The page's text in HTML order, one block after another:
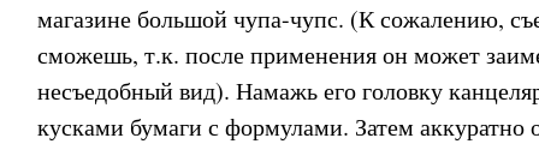
магазине большой чупа-чупс. (К сожалению,
сможешь, т.к. после применения он может
несъедобный вид). Намажь его головку
кусками бумаги с формулами. Затем аккуратно